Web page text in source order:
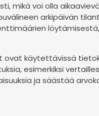
mikä voi olla
arkipäivän
ovat käytettävissä
esimerkiksi
ja säästää